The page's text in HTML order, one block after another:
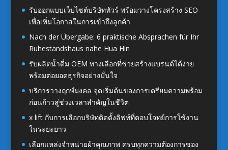
รับออกแบบเว็บไซต์บริษัททัวร์ พร้อมวางโครงสร้าง SEO
เพื่อเพิ่มโอกาสในการเข้าถึงลูกค้า
Nach der Übergabe: 6 praktische Absprachen für Ihr
Ruhestandshaus nahe Hua Hin
รับผลิตน้ำดื่ม OEM ทางเลือกที่ช่วยสร้างแบรนด์ได้ง่าย
พร้อมต่อยอดธุรกิจอย่างมั่นใจ
บริการวางฤกษ์มงคล จุดเริ่มต้นของการเตรียมความพร้อม
ก่อนก้าวสู่ช่วงเวลาสำคัญในชีวิต
x lift กับการเลือกบริษัทติดตั้งลิฟท์ที่ตอบโจทย์การใช้งาน
ในระยะยาว
เลือกแหล่งจำหน่ายผ้าคุณภาพ ครบทุกความต้องการของ